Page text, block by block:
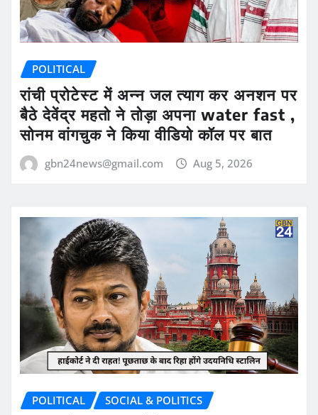
POLITICAL
रांची प्रोटेस्ट में अन्न जल त्याग कर अनशन पर
बैठे देवेंद्र महतो ने तोड़ा अपना water fast ,
सोनम वांगचुक ने किया वीडियो कॉल पर बात
gbn24news@gmail.com Aug 5, 2026
POLITICAL SOCIAL & POLITICS